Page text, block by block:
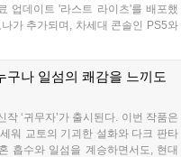
업데이트 '라스트 라이츠'를 배포했
가 추가되며, 차세대 콘솔인 PS5와
지원한다. 또한 편의성 개선과 함께
구나 일섬의 쾌감을 느끼도
‘귀무자’가 출시된다. 이번 작품은
워 교토의 기괴한 설화와 다크 판타
흡수와 일섬을 계승하면서도, 현대